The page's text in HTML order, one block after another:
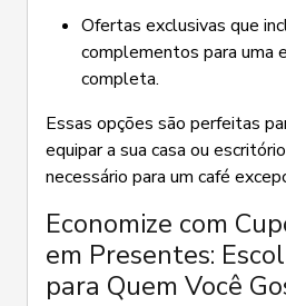
Ofertas exclusivas que
complementos para uma
completa.
Essas opções são perfeitas
equipar a sua casa ou
necessário para um café
Economize com
em Presentes:
para Quem Você